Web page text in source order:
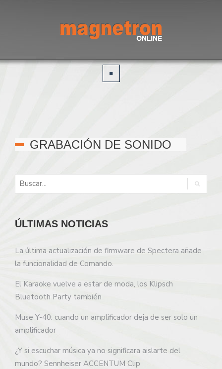
GRABACIÓN DE SONIDO
ÚLTIMAS NOTICIAS
La última actualización de firmware de Spectera añade
la funcionalidad de Comando.
El Karaoke vuelve a estar de moda, los Klipsch
Bluetooth Party también
Muse Y-40: cuando un amplificador deja de ser solo un
amplificador
¿Y si escuchar música ya no significara aislarte del
mundo? Sennheiser ACCENTUM Clip